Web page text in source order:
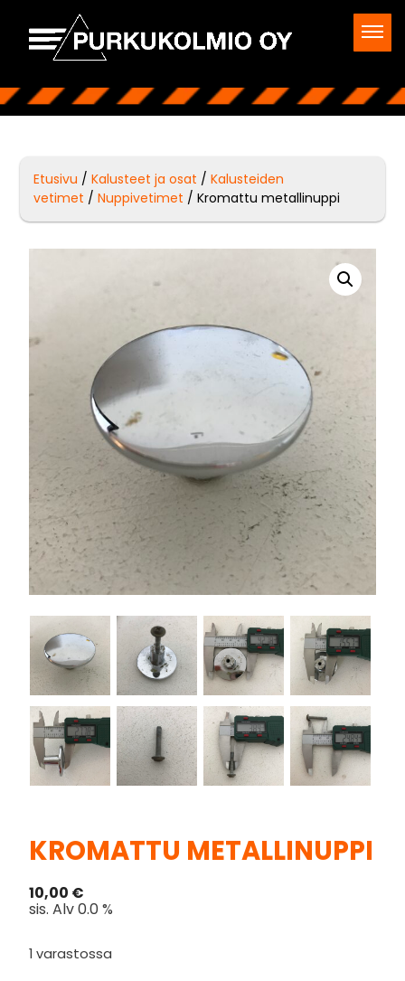
Etusivu /Kalusteet ja osat /Kalusteiden
vetimet /Nuppivetimet / Kromattu metallinuppi
KROMATTU METALLINUPPI
10,00 €
sis. Alv 0.0 %
1 varastossa